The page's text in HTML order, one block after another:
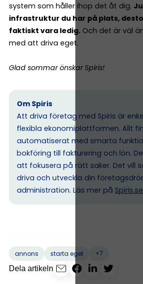
system som håller ihop det åt dig.
infrastruktur du har på plats,
faktiskt vara ledig. Och det är väl
med att driva eget.
Glad sommar önskar Spiris!
Om Spiris
Att driva företag med Spiris är
flexibla ekonomiplattformen. Allt
automatiserat med smarta
bokföring till fakturering och lön.
att fokusera på rätt saker. Det vill
driva och utveckla din
administration. Läs mer på Spiris.se
annons starta eget
+7
Dela artikeln